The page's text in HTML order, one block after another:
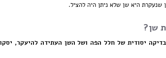
שנעקרת היא שן שלא ניתן היה להציל.
שן?
יסודית של חלל הפה ושל השן העתידה להיעקר,